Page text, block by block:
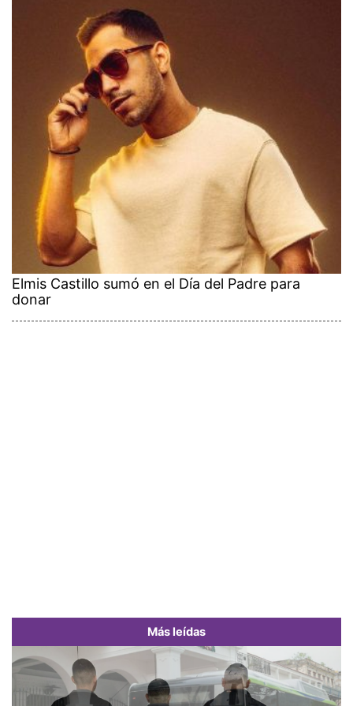
Elmis Castillo sumó en el Día del Padre para
donar
Más leídas